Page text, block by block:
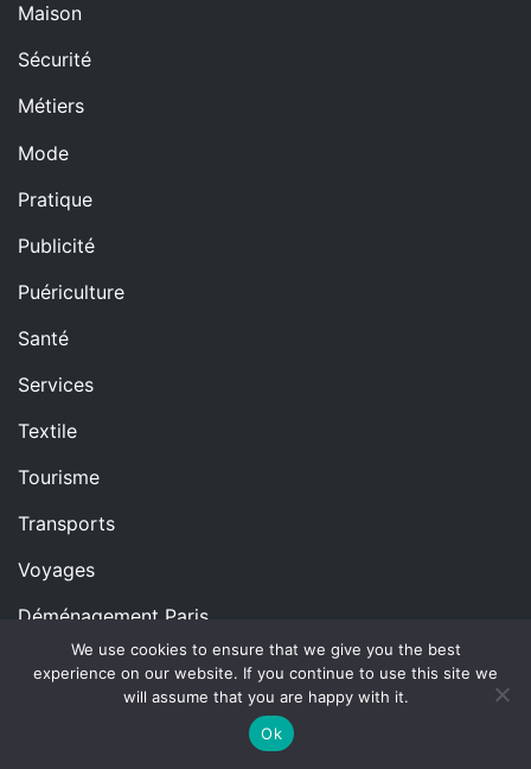
Maison
Sécurité
Métiers
Mode
Pratique
Publicité
Puériculture
Santé
Services
Textile
Tourisme
Transports
Voyages
Déménagement Paris
Hébergement Planethoster
Copyright © All rights reserved.
We use cookies to ensure that we give you the best
experience on our website. If you continue to use this site we
will assume that you are happy with it.
Ok